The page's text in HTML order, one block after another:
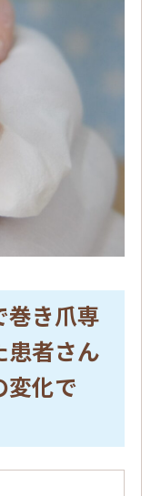
巻き爪専
患者さん
変化で